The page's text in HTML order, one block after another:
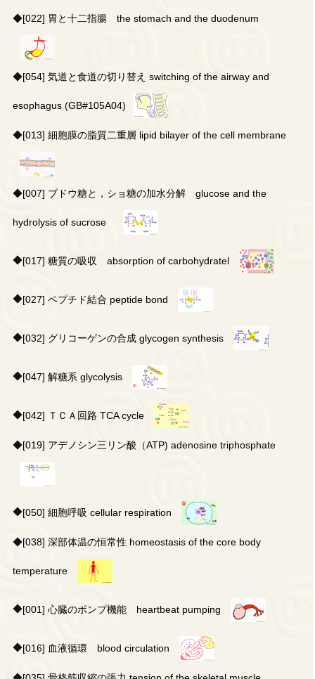
◆[022] 胃と十二指腸 the stomach and the duodenum
◆[054] 気道と食道の切り替え switching of the airway and
esophagus (GB#105A04)
◆[013] 細胞膜の脂質二重層 lipid bilayer of the cell membrane
◆[007] ブドウ糖と，ショ糖の加水分解 glucose and the
hydrolysis of sucrose
◆[017] 糖質の吸収 absorption of carbohydratel
◆[027] ペプチド結合 peptide bond
◆[032] グリコーゲンの合成 glycogen synthesis
◆[047] 解糖系 glycolysis
◆[042] ＴＣＡ回路 TCA cycle
◆[019] アデノシン三リン酸（ATP) adenosine triphosphate
◆[050] 細胞呼吸 cellular respiration
◆[038] 深部体温の恒常性 homeostasis of the core body
temperature
◆[001] 心臓のポンプ機能 heartbeat pumping
◆[016] 血液循環 blood circulation